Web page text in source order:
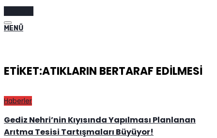
MENÜ
ETIKET:ATIKLARIN BERTARAF EDILMESI
Haberler
Gediz Nehri’nin Kıyısında Yapılması Planlanan
Arıtma Tesisi Tartışmaları Büyüyor!